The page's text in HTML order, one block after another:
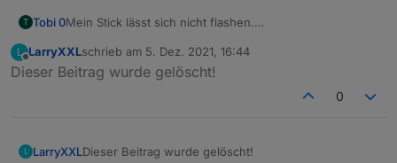
T Tobi 0Mein Stick lässt sich nicht flashen.
beide Taster auf dem PCB nicht funktionieren (schalten
nicht durch). Ich hab dann die Kontakte gebrückt und
Also falls jemand ähnliche Probleme hat, dann mal die
L
Offline
LarryXXLschrieb am 5. Dez. 2021, 16:44
zuletzt editiert von
Dieser Beitrag wurde gelöscht!
0
L LarryXXLDieser Beitrag wurde gelöscht!